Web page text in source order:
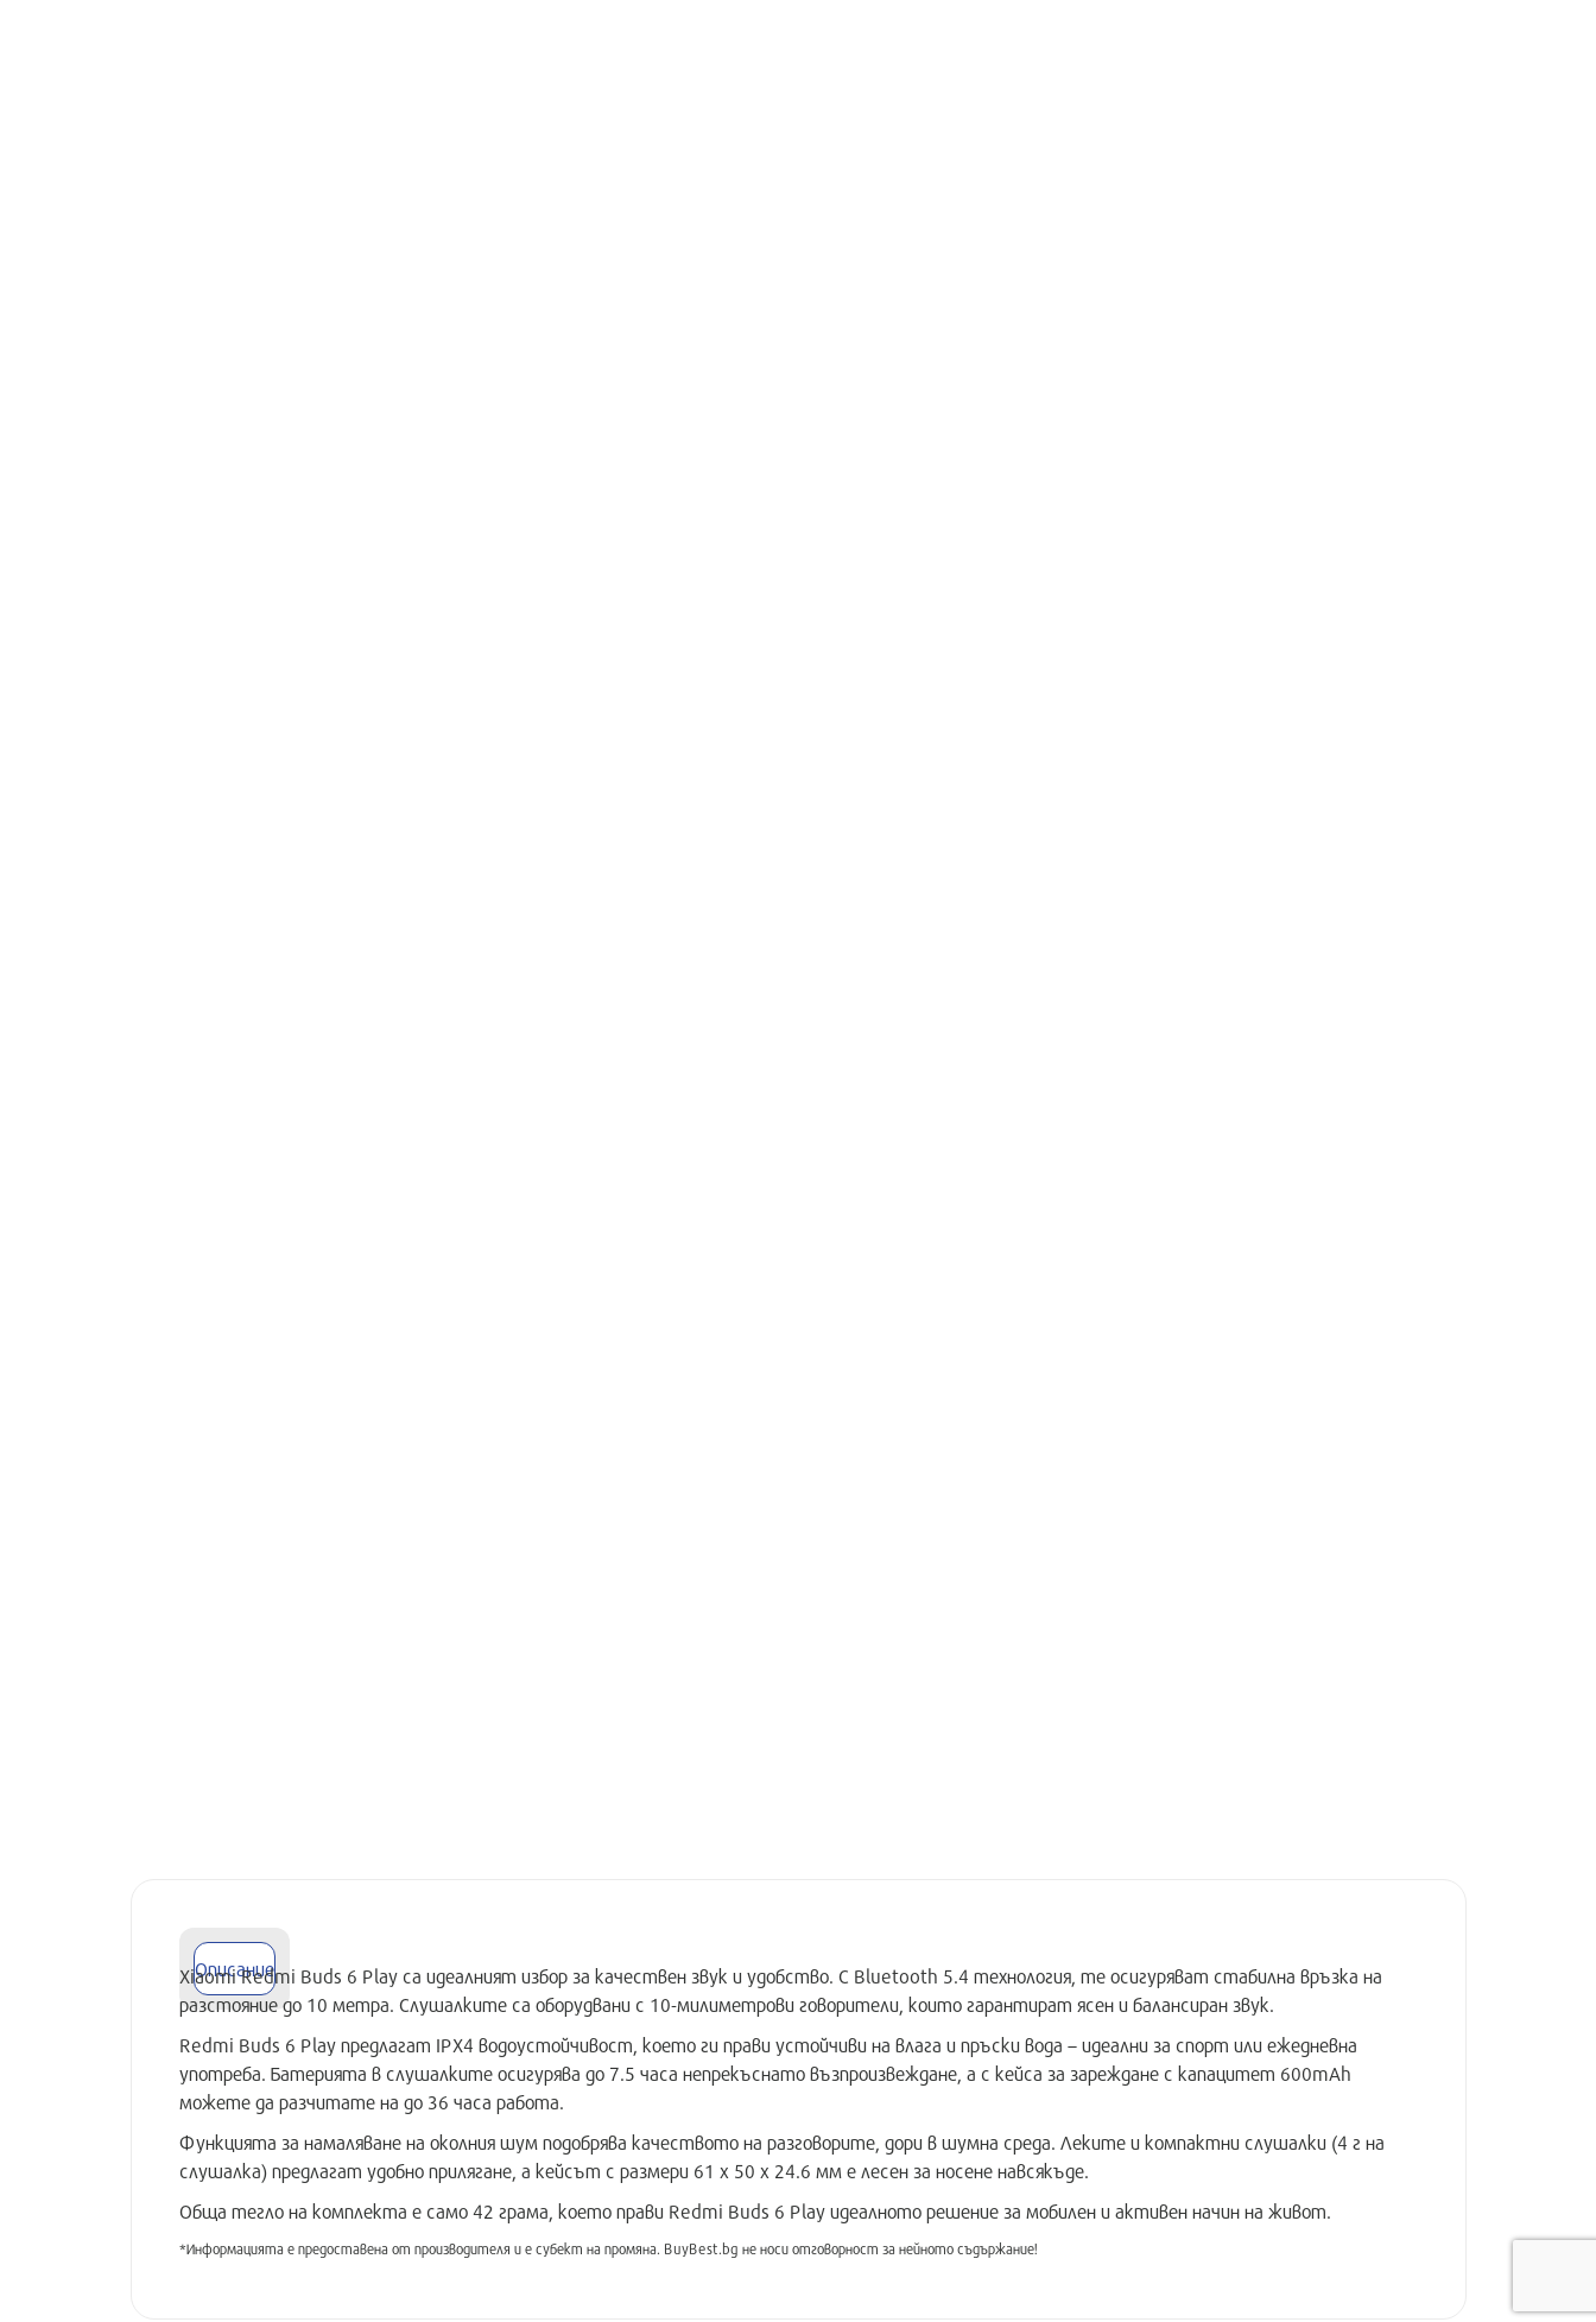
Описание
Xiaomi Redmi Buds 6 Play са идеалният избор за качествен звук и удобство. С Bluetooth 5.4 технология, те осигуряват стабилна връзка на
разстояние до 10 метра. Слушалките са оборудвани с 10-милиметрови говорители, които гарантират ясен и балансиран звук.
Redmi Buds 6 Play предлагат IPX4 водоустойчивост, което ги прави устойчиви на влага и пръски вода – идеални за спорт или ежедневна
употреба. Батерията в слушалките осигурява до 7.5 часа непрекъснато възпроизвеждане, а с кейса за зареждане с капацитет 600mAh
можете да разчитате на до 36 часа работа.
Функцията за намаляване на околния шум подобрява качеството на разговорите, дори в шумна среда. Леките и компактни слушалки (4 г на
слушалка) предлагат удобно прилягане, а кейсът с размери 61 x 50 x 24.6 мм е лесен за носене навсякъде.
Обща тегло на комплекта е само 42 грама, което прави Redmi Buds 6 Play идеалното решение за мобилен и активен начин на живот.
*Информацията е предоставена от производителя и е субект на промяна. BuyBest.bg не носи отговорност за нейното съдържание!